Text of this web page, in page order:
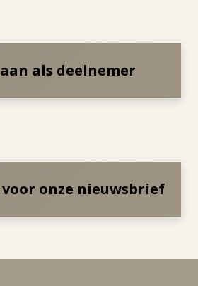
als deelnemer
onze nieuwsbrief